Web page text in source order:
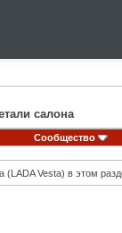
салона
Сообщество
(LADA Vesta) в этом